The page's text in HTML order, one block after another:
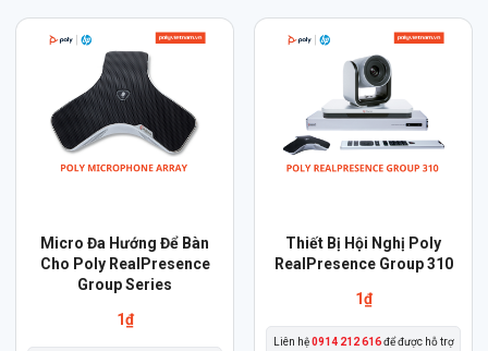
Micro Đa Hướng Để Bàn
Cho Poly RealPresence
Group Series
1₫
Thiết Bị Hội Nghị Poly
RealPresence Group 310
1₫
Liên hệ0914 212 616để được hỗ trợ